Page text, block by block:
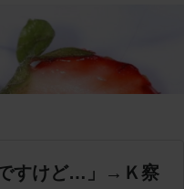
すけど…」→Ｋ察